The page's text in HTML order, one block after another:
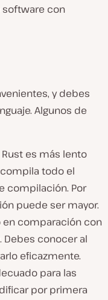
software con
y debes
Algunos de
es más lento
todo el
compilación. Por
puede ser mayor.
en comparación con
Debes conocer al
eficazmente.
para las
por primera